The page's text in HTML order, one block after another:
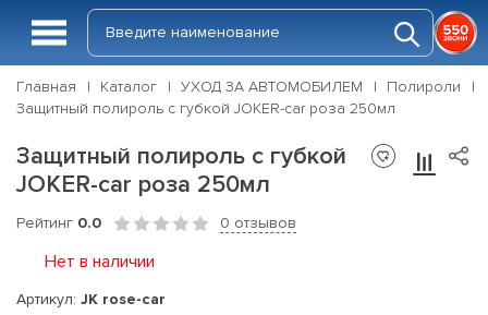
Главная Каталог УХОД ЗА АВТОМОБИЛЕМ
Полироли
Защитный полироль с губкой JOKER-car роза 250мл
Защитный полироль с губкой
JOKER-car роза 250мл
Рейтинг 0.0 0 отзывов
Нет в наличии
Артикул: JK rose-car